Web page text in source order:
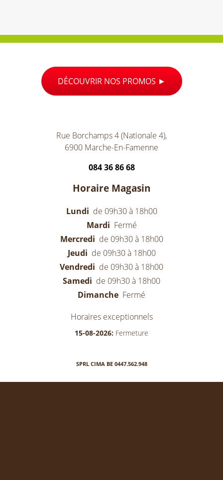
DÉCOUVRIR NOS PROMOS
Rue Borchamps 4 (Nationale 4),
6900 Marche-En-Famenne
084 36 86 68
Horaire Magasin
Lundi de 09h30 à 18h00
Mardi Fermé
Mercredi de 09h30 à 18h00
Jeudi de 09h30 à 18h00
Vendredi de 09h30 à 18h00
Samedi de 09h30 à 18h00
Dimanche Fermé
Horaires exceptionnels
15-08-2026: Fermeture
SPRL CIMA BE 0447.562.948